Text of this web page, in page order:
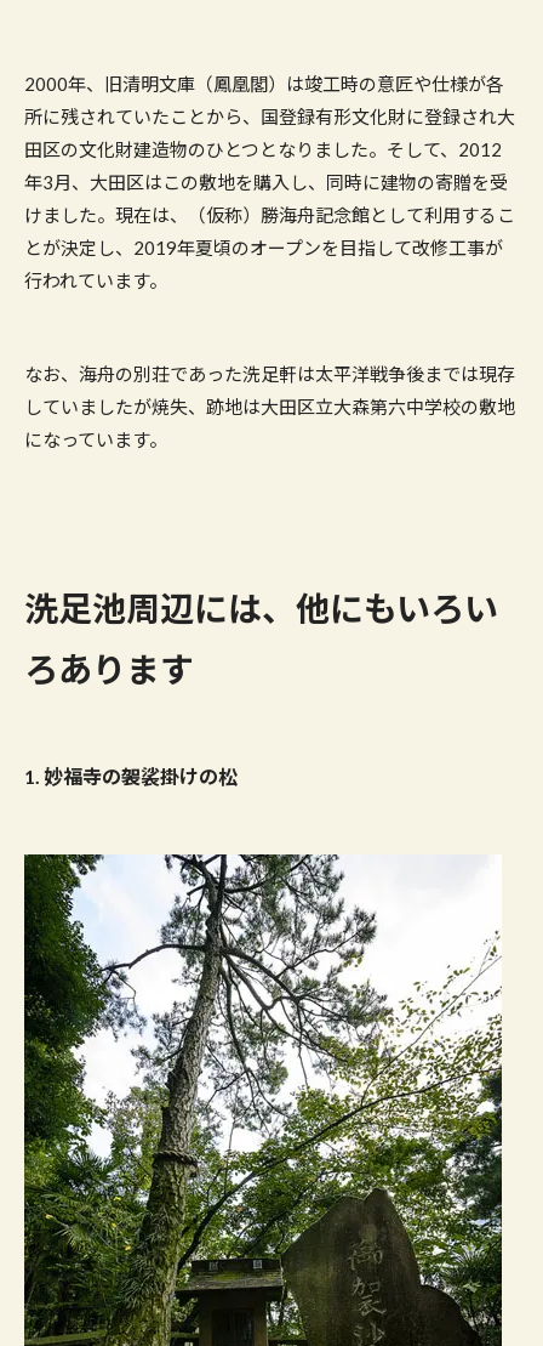
2000年、旧清明文庫（鳳凰閣）は竣工時の意匠や仕様が各
所に残されていたことから、国登録有形文化財に登録され大
田区の文化財建造物のひとつとなりました。そして、2012
年3月、大田区はこの敷地を購入し、同時に建物の寄贈を受
けました。現在は、（仮称）勝海舟記念館として利用するこ
とが決定し、2019年夏頃のオープンを目指して改修工事が
行われています。
なお、海舟の別荘であった洗足軒は太平洋戦争後までは現存
していましたが焼失、跡地は大田区立大森第六中学校の敷地
になっています。
洗足池周辺には、他にもいろい
ろあります
1. 妙福寺の袈裟掛けの松